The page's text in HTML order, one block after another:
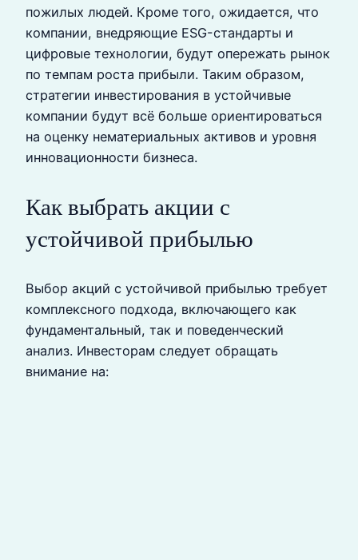
пожилых людей. Кроме того, ожидается, что
компании, внедряющие ESG-стандарты и
цифровые технологии, будут опережать рынок
по темпам роста прибыли. Таким образом,
стратегии инвестирования в устойчивые
компании будут всё больше ориентироваться
на оценку нематериальных активов и уровня
инновационности бизнеса.
Как выбрать акции с
устойчивой прибылью
Выбор акций с устойчивой прибылью требует
комплексного подхода, включающего как
фундаментальный, так и поведенческий
анализ. Инвесторам следует обращать
внимание на: